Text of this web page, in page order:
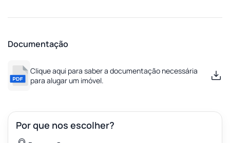
Documentação
Clique aqui para saber a documentação necessária
para alugar um imóvel.
Por que nos escolher?